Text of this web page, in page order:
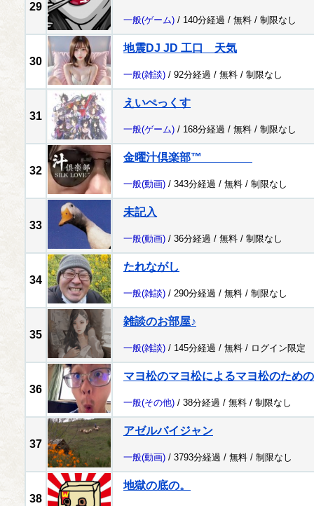
29
一般(ゲーム) / 140分経過 / 無料 / 制限なし
30
地震DJ JD 工口 天気
一般(雑談) / 92分経過 / 無料 / 制限なし
31
えいぺっくす
一般(ゲーム) / 168分経過 / 無料 / 制限なし
32
金曜汁倶楽部™
一般(動画) / 343分経過 / 無料 / 制限なし
33
未記入
一般(動画) / 36分経過 / 無料 / 制限なし
34
たれながし
一般(雑談) / 290分経過 / 無料 / 制限なし
35
雑談のお部屋♪
一般(雑談) / 145分経過 / 無料 / ログイン限定
36
マヨ松のマヨ松によるマヨ松のため
一般(その他) / 38分経過 / 無料 / 制限なし
37
アゼルバイジャン
一般(動画) / 3793分経過 / 無料 / 制限なし
38
地獄の底の。